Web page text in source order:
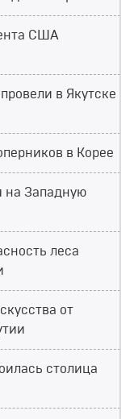
США
в Якутске
в Корее
Западную
леса
от
столица